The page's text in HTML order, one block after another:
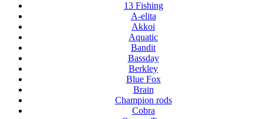
13 Fishing
A-elita
Akkoi
Aquatic
Bandit
Bassday
Berkley
Blue Fox
Brain
Champion rods
Cobra